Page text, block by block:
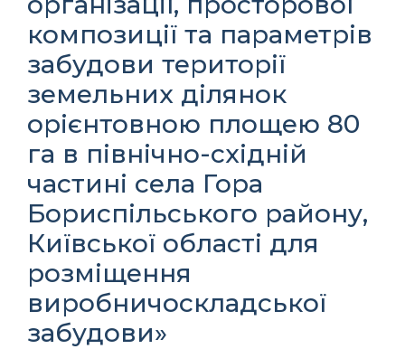
композиції та параметрів
забудови території
земельних ділянок
орієнтовною площею 80
га в північно-східній
частині села Гора
Бориспільського району,
Київської області для
розміщення
виробничоскладської
забудови»